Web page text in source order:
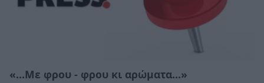
«…Με φρου - φρου κι αρώματα…»